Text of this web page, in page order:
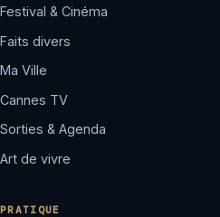
Festival & Cinéma
Faits divers
Ma Ville
Cannes TV
Sorties & Agenda
Art de vivre
PRATIQUE